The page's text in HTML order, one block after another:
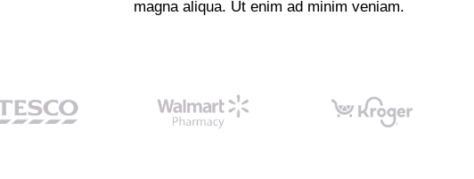
magna aliqua. Ut enim ad minim veniam.